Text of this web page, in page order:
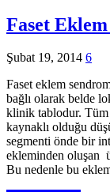
Faset
Şubat 19, 2014 6
Faset eklem
bağlı olarak belde
klinik tablodur. Tüm
kaynaklı olduğu
segmenti önde bir
ekleminden oluşan
Bu nedenle bu